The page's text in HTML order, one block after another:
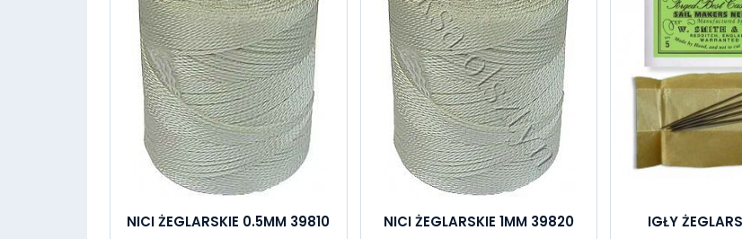
NICI ŻEGLARSKIE 0.5MM 39810
NICI ŻEGLARSKIE 1MM 39820
IGŁY